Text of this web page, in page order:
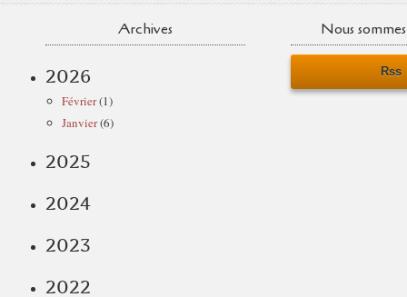
Archives
2026
Février(1)
Janvier(6)
2025
2024
2023
2022
Nous
Rss